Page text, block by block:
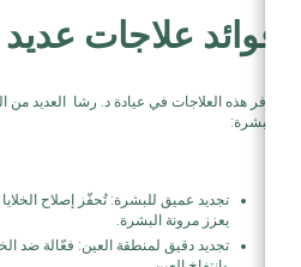
فوائد علاجات عديد
توفر هذه العلاجات في عيادة د. رشا العديد من
للبشرة:
تجديد عميق للبشرة: تُحفّز إصلاح الخلايا
يعزز مرونة البشرة.
تجديد دقيق لمنطقة العين: فعّالة ضد